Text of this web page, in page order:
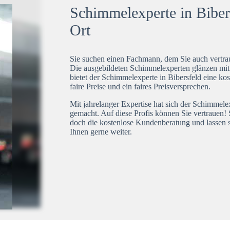
Schimmelexperte in
Ort
Sie suchen einen Fachmann, dem Sie auch
Die ausgebildeten Schimmelexperten glänzen
bietet der Schimmelexperte in Bibersfeld eine
faire Preise und ein faires Preisversprechen.
Mit jahrelanger Expertise hat sich der
gemacht. Auf diese Profis können Sie
doch die kostenlose Kundenberatung und
Ihnen gerne weiter.